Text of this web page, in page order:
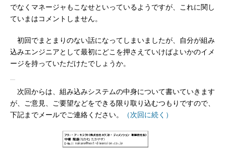
でなくマネージャもこなせといっているようですが、これに関し
ていまはコメントしません。
初回でまとまりのない話になってしまいましたが、自分が組み
込みエンジニアとして最初にどこを押さえていけばよいかのイメ
ージを持っていただけたでしょうか。
次回からは、組み込みシステムの中身について書いていきます
が、ご意見、ご要望などをできる限り取り込むつもりですので、
下記までメールでご連絡ください。
（次回に続く）